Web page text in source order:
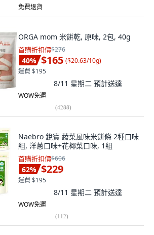
免費退貨
ORGA mom 米餅乾, 原味, 2包, 40g
首購折扣價$276
40% $165 ($20.63/10g)
運費 $195
8/11 星期二 預計送達
WOW免運
(4288)
Naebro 銳寶 蔬菜風味米餅條 2種口味
組, 洋蔥口味+花椰菜口味, 1組
首購折扣價$606
62% $229
運費 $195
8/11 星期二 預計送達
WOW免運
(112)